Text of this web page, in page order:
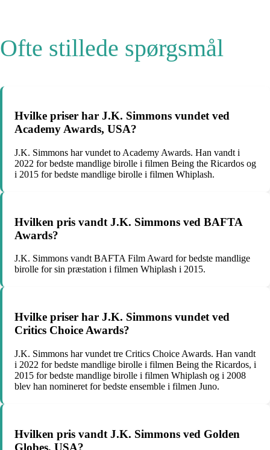
Ofte stillede spørgsmål
Hvilke priser har J.K. Simmons vundet ved
Academy Awards, USA?
J.K. Simmons har vundet to Academy Awards. Han vandt i
2022 for bedste mandlige birolle i filmen Being the Ricardos og
i 2015 for bedste mandlige birolle i filmen Whiplash.
Hvilken pris vandt J.K. Simmons ved BAFTA
Awards?
J.K. Simmons vandt BAFTA Film Award for bedste mandlige
birolle for sin præstation i filmen Whiplash i 2015.
Hvilke priser har J.K. Simmons vundet ved
Critics Choice Awards?
J.K. Simmons har vundet tre Critics Choice Awards. Han vandt
i 2022 for bedste mandlige birolle i filmen Being the Ricardos, i
2015 for bedste mandlige birolle i filmen Whiplash og i 2008
blev han nomineret for bedste ensemble i filmen Juno.
Hvilken pris vandt J.K. Simmons ved Golden
Globes, USA?